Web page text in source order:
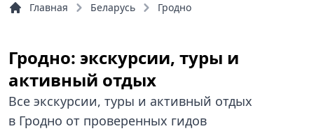
Главная Беларусь Гродно
Гродно: экскурсии, туры и
активный отдых
Все экскурсии, туры и активный отдых
в Гродно от проверенных гидов